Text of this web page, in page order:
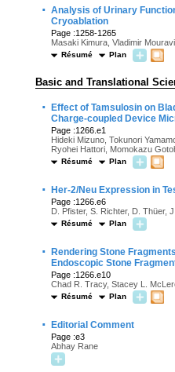
· Analysis of Urinary
Cryoablation
Page :1258-1265
Masaki Kimura, Vladimir
Résumé Plan
Basic and Translational
·
Effect of Tamsulosin on
Charge-coupled Device
Page :1266.e1
Hideki Mizuno, Tokunori
Ryohei Hattori, Momokazu
Résumé Plan
· Her-2/Neu Expression in
Page :1266.e6
D. Pfister, S. Richter, D. Thüer,
Résumé Plan
·
Rendering Stone
Endoscopic Stone
Page :1266.e10
Chad R. Tracy, Stacey L.
Résumé Plan
· Editorial Comment
Page :e3
Abhay Rane